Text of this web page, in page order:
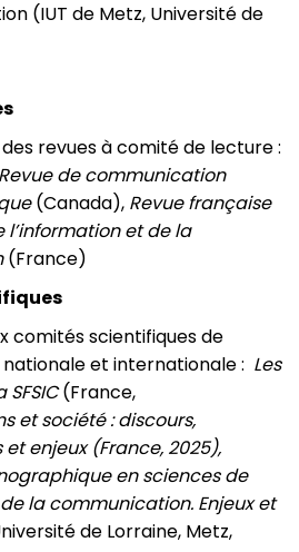
(IUT de Metz, Université de
revues à comité de lecture :
de communication
(Canada), Revue française
l’information et de la
(France)
comités scientifiques de
nationale et internationale : Les
(France,
et société : discours,
enjeux (France, 2025),
en sciences de
la communication. Enjeux et
de Lorraine, Metz,